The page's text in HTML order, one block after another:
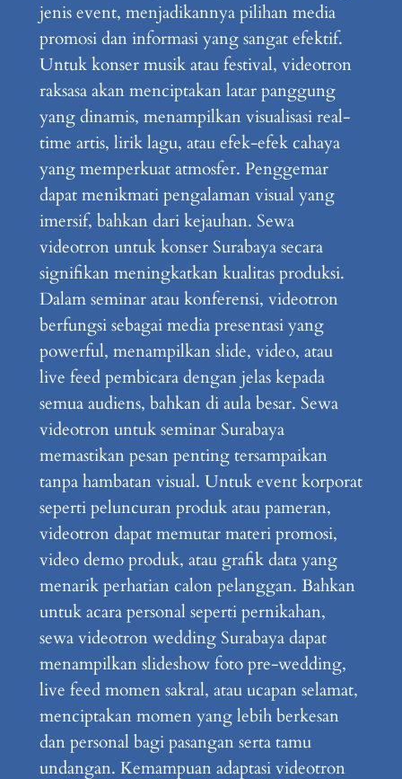
jenis event, menjadikannya pilihan media
promosi dan informasi yang sangat efektif.
Untuk konser musik atau festival, videotron
raksasa akan menciptakan latar panggung
yang dinamis, menampilkan visualisasi real-
time artis, lirik lagu, atau efek-efek cahaya
yang memperkuat atmosfer. Penggemar
dapat menikmati pengalaman visual yang
imersif, bahkan dari kejauhan. Sewa
videotron untuk konser Surabaya secara
signifikan meningkatkan kualitas produksi.
Dalam seminar atau konferensi, videotron
berfungsi sebagai media presentasi yang
powerful, menampilkan slide, video, atau
live feed pembicara dengan jelas kepada
semua audiens, bahkan di aula besar. Sewa
videotron untuk seminar Surabaya
memastikan pesan penting tersampaikan
tanpa hambatan visual. Untuk event korporat
seperti peluncuran produk atau pameran,
videotron dapat memutar materi promosi,
video demo produk, atau grafik data yang
menarik perhatian calon pelanggan. Bahkan
untuk acara personal seperti pernikahan,
sewa videotron wedding Surabaya dapat
menampilkan slideshow foto pre-wedding,
live feed momen sakral, atau ucapan selamat,
menciptakan momen yang lebih berkesan
dan personal bagi pasangan serta tamu
undangan. Kemampuan adaptasi videotron